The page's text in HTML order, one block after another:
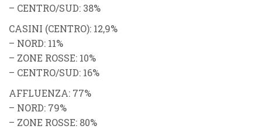
– CENTRO/SUD: 38%
CASINI (CENTRO): 12,9%
– NORD: 11%
– ZONE ROSSE: 10%
– CENTRO/SUD: 16%
AFFLUENZA: 77%
– NORD: 79%
– ZONE ROSSE: 80%